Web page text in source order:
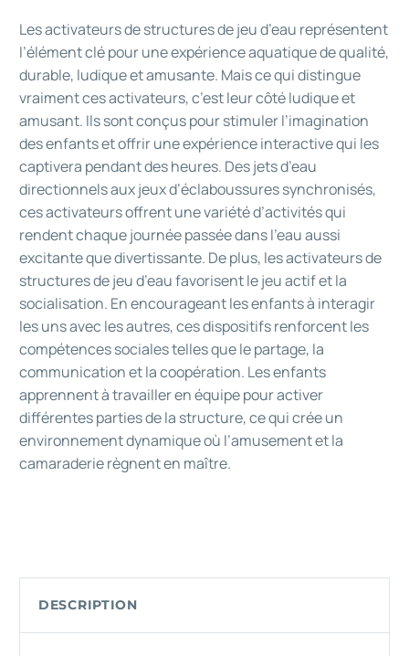
Les activateurs de structures de jeu d’eau représentent
l’élément clé pour une expérience aquatique de qualité,
durable, ludique et amusante. Mais ce qui distingue
vraiment ces activateurs, c’est leur côté ludique et
amusant. Ils sont conçus pour stimuler l’imagination
des enfants et offrir une expérience interactive qui les
captivera pendant des heures. Des jets d’eau
directionnels aux jeux d’éclaboussures synchronisés,
ces activateurs offrent une variété d’activités qui
rendent chaque journée passée dans l’eau aussi
excitante que divertissante. De plus, les activateurs de
structures de jeu d’eau favorisent le jeu actif et la
socialisation. En encourageant les enfants à interagir
les uns avec les autres, ces dispositifs renforcent les
compétences sociales telles que le partage, la
communication et la coopération. Les enfants
apprennent à travailler en équipe pour activer
différentes parties de la structure, ce qui crée un
environnement dynamique où l’amusement et la
camaraderie règnent en maître.
DESCRIPTION